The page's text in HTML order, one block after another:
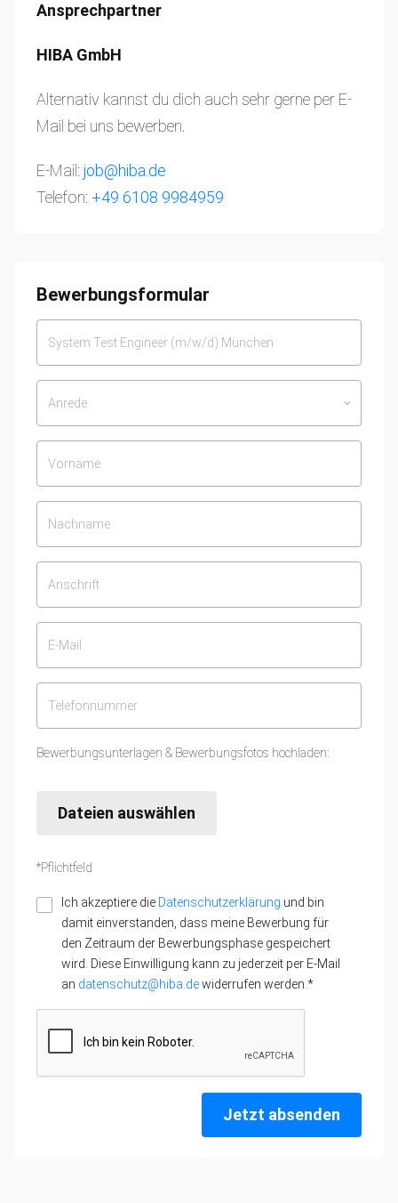
Ansprechpartner
HIBA GmbH
Alternativ kannst du dich auch sehr gerne per E-
Mail bei uns bewerben.
E-Mail: job@hiba.de
Telefon: +49 6108 9984959
Bewerbungsformular
Anrede keyboard_arrow_down
Bewerbungsunterlagen & Bewerbungsfotos hochladen:
Dateien auswählen
*Pflichtfeld
Ich akzeptiere die Datenschutzerklärung und bin
damit einverstanden, dass meine Bewerbung für
den Zeitraum der Bewerbungsphase gespeichert
wird. Diese Einwilligung kann zu jederzeit per E-Mail
an datenschutz@hiba.dewiderrufen werden.*
Jetzt absenden